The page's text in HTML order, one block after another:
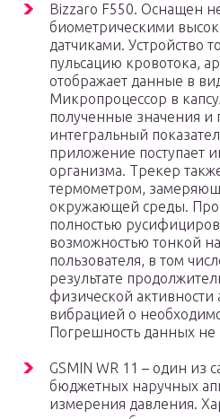
Bizzaro F550. Оснащен
биометрическими
датчиками. Устройство
пульсацию кровотока,
отображает данные в
Микропроцессор в
полученные значения и
интегральный
приложение поступает
организма. Трекер
термометром,
окружающей среды.
полностью
возможностью тонкой
пользователя, в том
результате
физической активности
вибрацией о
Погрешность данных
GSMIN WR 11 – один из
бюджетных наручных
измерения давления.